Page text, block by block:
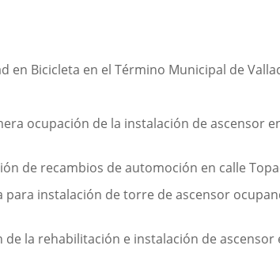
Bicicleta en el Término Municipal de
ocupación de la instalación de ascensor
de recambios de automoción en calle
instalación de torre de ascensor
la rehabilitación e instalación de